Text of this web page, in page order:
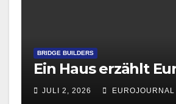
BRIDGE BUILDERS
Ein Haus erzählt
JULI 2, 2026 EUROJOURNAL